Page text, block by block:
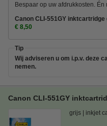
Bespaar op uw afdrukkosten. Én
Canon CLI-551GY
€ 8,50
Tip
Wij adviseren u om i.p.v. deze
nemen.
Canon CLI-551GY
grijs inkjet